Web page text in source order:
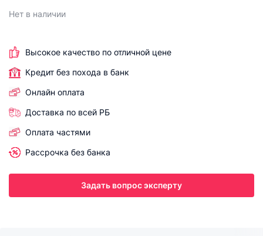
Нет в наличии
Высокое качество по отличной цене
Кредит без похода в банк
Онлайн оплата
Доставка по всей РБ
Оплата частями
Рассрочка без банка
Задать вопрос эксперту